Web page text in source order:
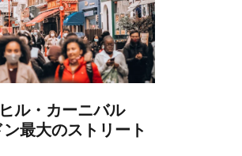
ル・カーニバル
最大のストリート